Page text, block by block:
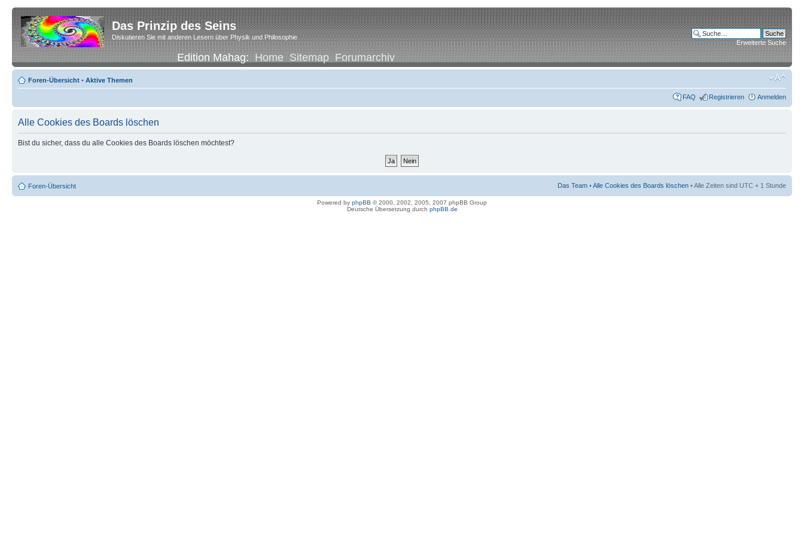
Das Prinzip des Seins
Diskutieren Sie mit anderen Lesern über Physik und Philosophie
Edition Mahag:Home Sitemap Forumarchiv
Erweiterte Suche
Foren-Übersicht • Aktive Themen
FAQ Registrieren Anmelden
Alle Cookies des Boards löschen
Bist du sicher, dass du alle Cookies des Boards löschen möchtest?
Foren-Übersicht Das Team •Alle Cookies des Boards löschen • Alle Zeiten sind UTC + 1 Stunde
Powered by phpBB © 2000, 2002, 2005, 2007 phpBB Group
Deutsche Übersetzung durch phpBB.de